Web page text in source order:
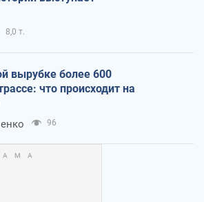
8,0 т.
вырубке более 600
что происходит на
96